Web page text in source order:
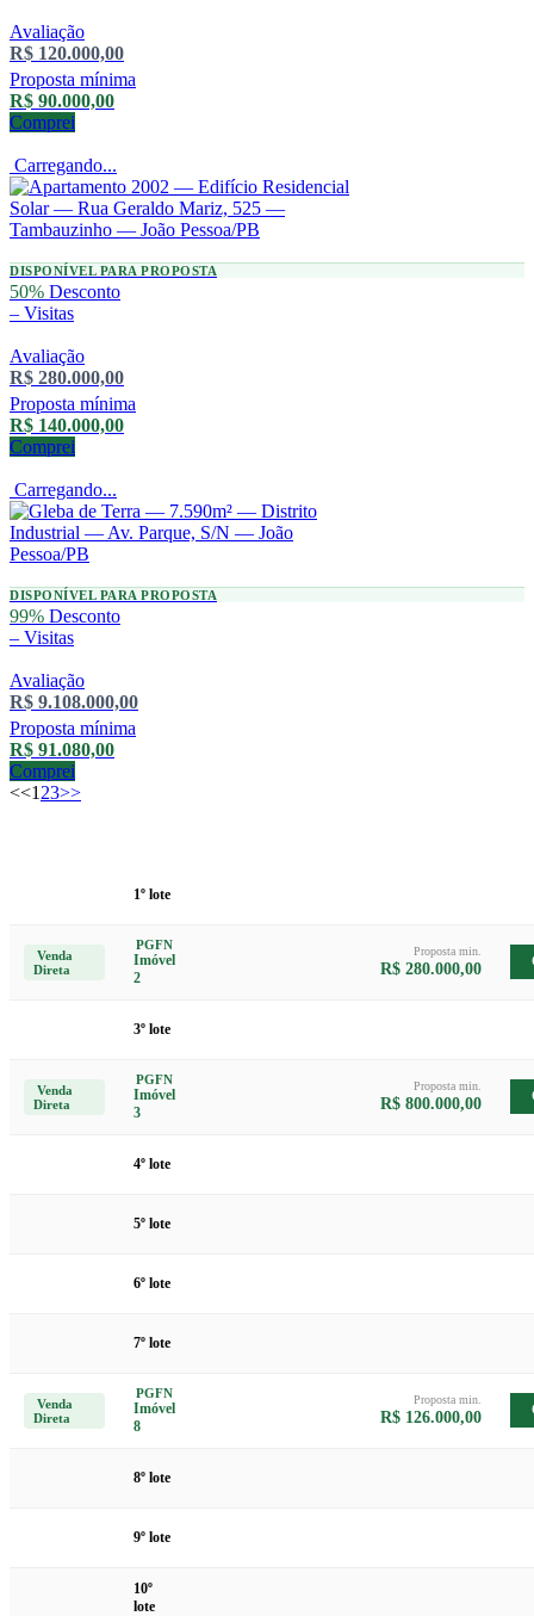
Avaliação
R$ 120.000,00
Proposta mínima
R$ 90.000,00
Comprei
Carregando...
DISPONÍVEL PARA PROPOSTA
50% Desconto
– Visitas
Avaliação
R$ 280.000,00
Proposta mínima
R$ 140.000,00
Comprei
Carregando...
DISPONÍVEL PARA PROPOSTA
99% Desconto
– Visitas
Avaliação
R$ 9.108.000,00
Proposta mínima
R$ 91.080,00
Comprei
<<1 23>>
1º lote
Venda
Direta
PGFN
Imóvel
2
Proposta min.
R$ 280.000,00
3º lote
Venda
Direta
PGFN
Imóvel
3
Proposta min.
R$ 800.000,00
4º lote
5º lote
6º lote
7º lote
Venda
Direta
PGFN
Imóvel
8
Proposta min.
R$ 126.000,00
8º lote
9º lote
10º
lote